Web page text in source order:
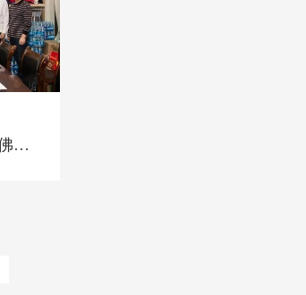
恩平市纺织服装协会组织企业前往佛山等地参观学习交流